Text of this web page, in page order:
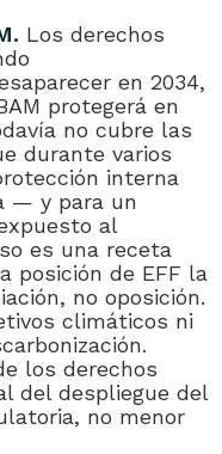
Los derechos
en 2034,
protegerá en
no cubre las
durante varios
interna
— y para un
al
es una receta
posición de EFF la
no oposición.
climáticos ni
los derechos
del despliegue del
no menor